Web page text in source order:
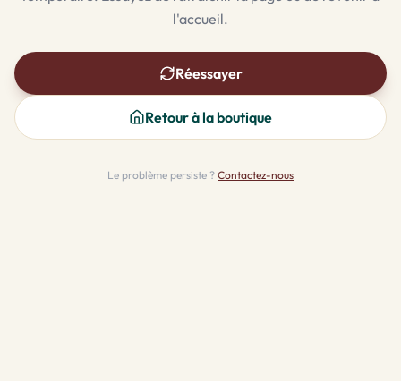
l'accueil.
Réessayer
Retour à la boutique
Le problème persiste ? Contactez-nous